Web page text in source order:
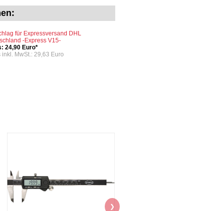
für Expressversand DHL
-Express V15-
24,90 Euro*
inkl. MwSt.: 29,63 Euro
❯